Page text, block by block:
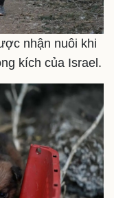
khoán
phê
nhận nuôi khi
kích của Israel.